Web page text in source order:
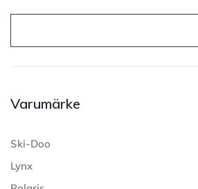
Varumärke
Ski-Doo
Lynx